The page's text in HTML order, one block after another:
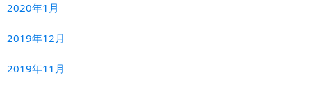
2020年1月
2019年12月
2019年11月